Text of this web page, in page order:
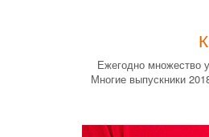
Ежегодно множество
Многие выпускники